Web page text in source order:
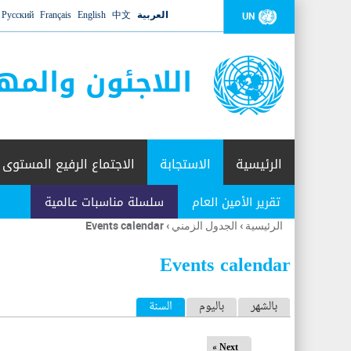
UN العربية 中文
English
Français
Русский
اللاجئون
الرئيسية الاستجابة
تقرير الأمين العام سلسلة مناسبات عالمية
الاجتماع الرفيع المستوى
أنت
هنا
الرئيسية › الجدول الزمني ›
Events calendar
Events calendar
ا بالشهر باليوم السنة (علامة التبويب النشطة)